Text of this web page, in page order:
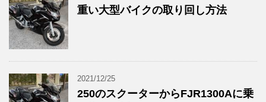
重い大型バイクの取り回し方法
2021/12/25
250のスクーターからFJR1300Aに乗